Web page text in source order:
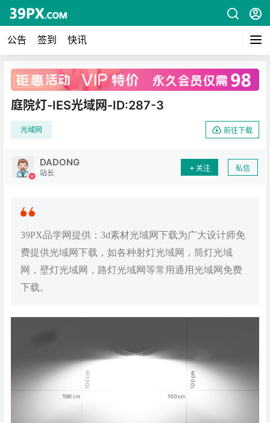
公告 签到 快讯
广告
庭院灯-IES光域网-ID:287-3
光域网 前往下载
DADONG
站长
关注 私信
39PX品学网提供：3d素材光域网下载为广大设计师免
费提供光域网下载，如各种射灯光域网，筒灯光域
网，壁灯光域网，路灯光域网等常用通用光域网免费
下载。